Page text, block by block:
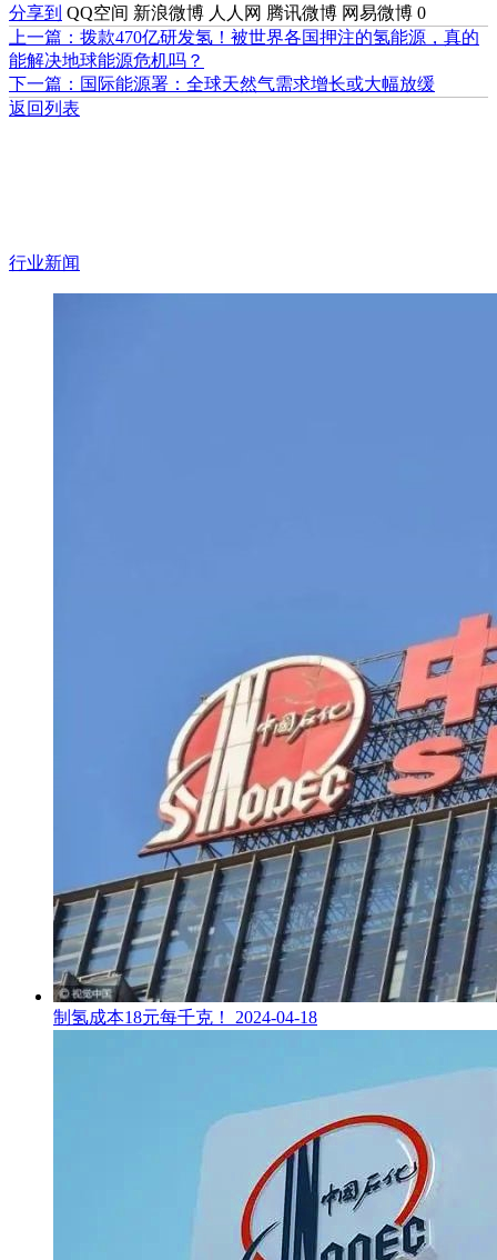
分享到 QQ空间 新浪微博 人人网 腾讯微博 网易微博 0
上一篇：拨款470亿研发氢！被世界各国押注的氢能源，真的
能解决地球能源危机吗？
下一篇：国际能源署：全球天然气需求增长或大幅放缓
返回列表
行业新闻
制氢成本18元每千克！ 2024-04-18